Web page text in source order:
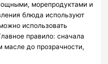
морепродуктами и
блюда используют
использовать
правило: сначала
масле до прозрачности,